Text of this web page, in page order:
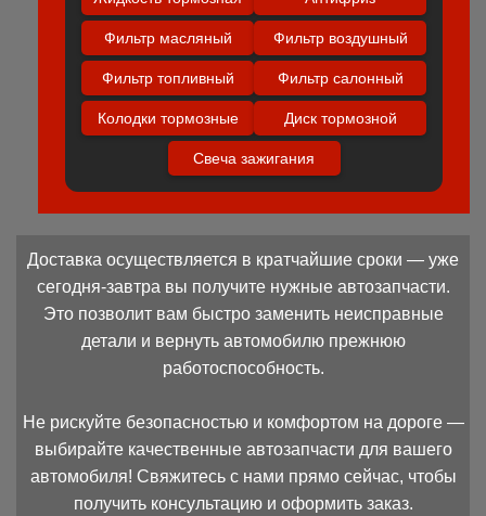
Фильтр масляный Фильтр воздушный
Фильтр топливный Фильтр салонный
Колодки тормозные Диск тормозной
Свеча зажигания
Доставка осуществляется в кратчайшие сроки — уже
сегодня-завтра вы получите нужные автозапчасти.
Это позволит вам быстро заменить неисправные
детали и вернуть автомобилю прежнюю
работоспособность.
Не рискуйте безопасностью и комфортом на дороге —
выбирайте качественные автозапчасти для вашего
автомобиля! Свяжитесь с нами прямо сейчас, чтобы
получить консультацию и оформить заказ.